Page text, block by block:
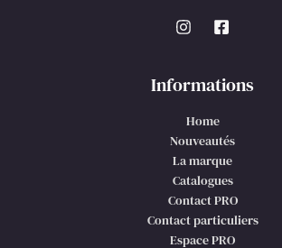
Informations
Home
Nouveautés
La marque
Catalogues
Contact PRO
Contact particuliers
Espace PRO